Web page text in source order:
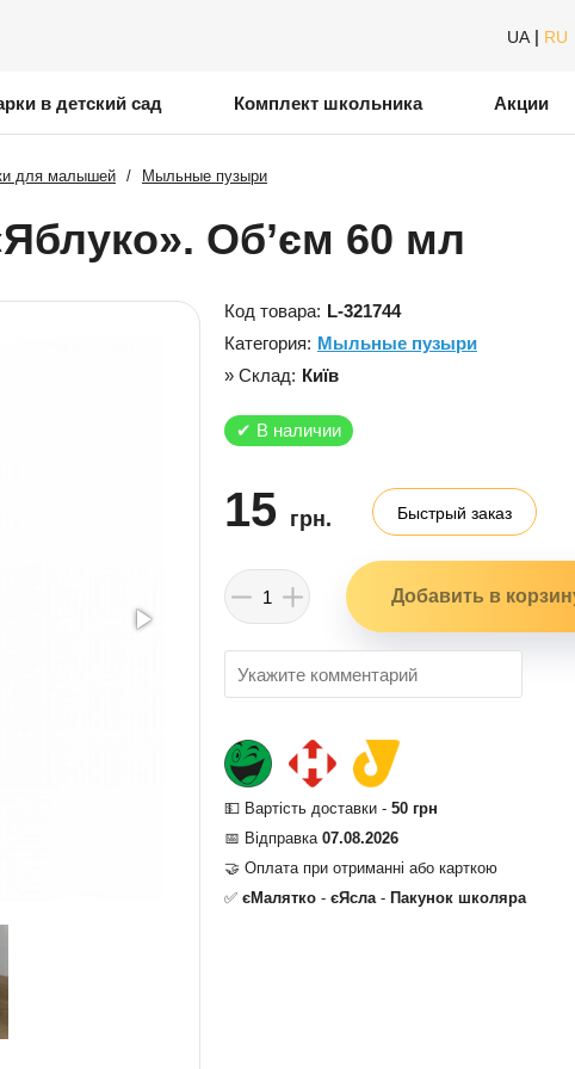
UA | RU
в детский сад Комплект школьника Акции
для малышей / Мыльные пузыри
Об’єм 60 мл
Код товара: L-321744
Категория: Мыльные пузыри
» Склад: Київ
✔ В наличии
15 грн. Быстрый заказ
💵 Вартість доставки - 50 грн
📅 Відправка 07.08.2026
🤝 Оплата при отриманні або карткою
✅ єМалятко - єЯсла- Пакунок школяра